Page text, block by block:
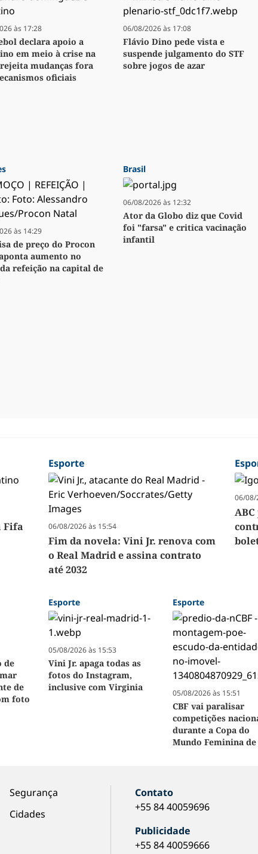
às 17:28
declara apoio a
em meio à crise na
mudanças fora
oficiais
06/08/2026 às 17:08
Flávio Dino pede vista e
suspende julgamento do STF
sobre jogos de azar
às 14:29
de preço do Procon
aumento no
refeição na capital de
Brasil
06/08/2026 às 12:32
Ator da Globo diz que Covid
foi "farsa" e critica vacinação
infantil
Fifa
Esporte
06/08/2026 às 15:54
Fim da novela: Vini Jr. renova com
o Real Madrid e assina contrato
até 2032
06/08/
de
de
foto
Esporte
05/08/2026 às 15:53
Vini Jr. apaga todas as
fotos do Instagram,
inclusive com Virginia
Esporte
05/08/2026 às 15:51
CBF vai paralisar
competições
durante a Copa do
Mundo Feminina de
Segurança
Cidades
Contato
+55 84 40059696
Publicidade
+55 84 40059666